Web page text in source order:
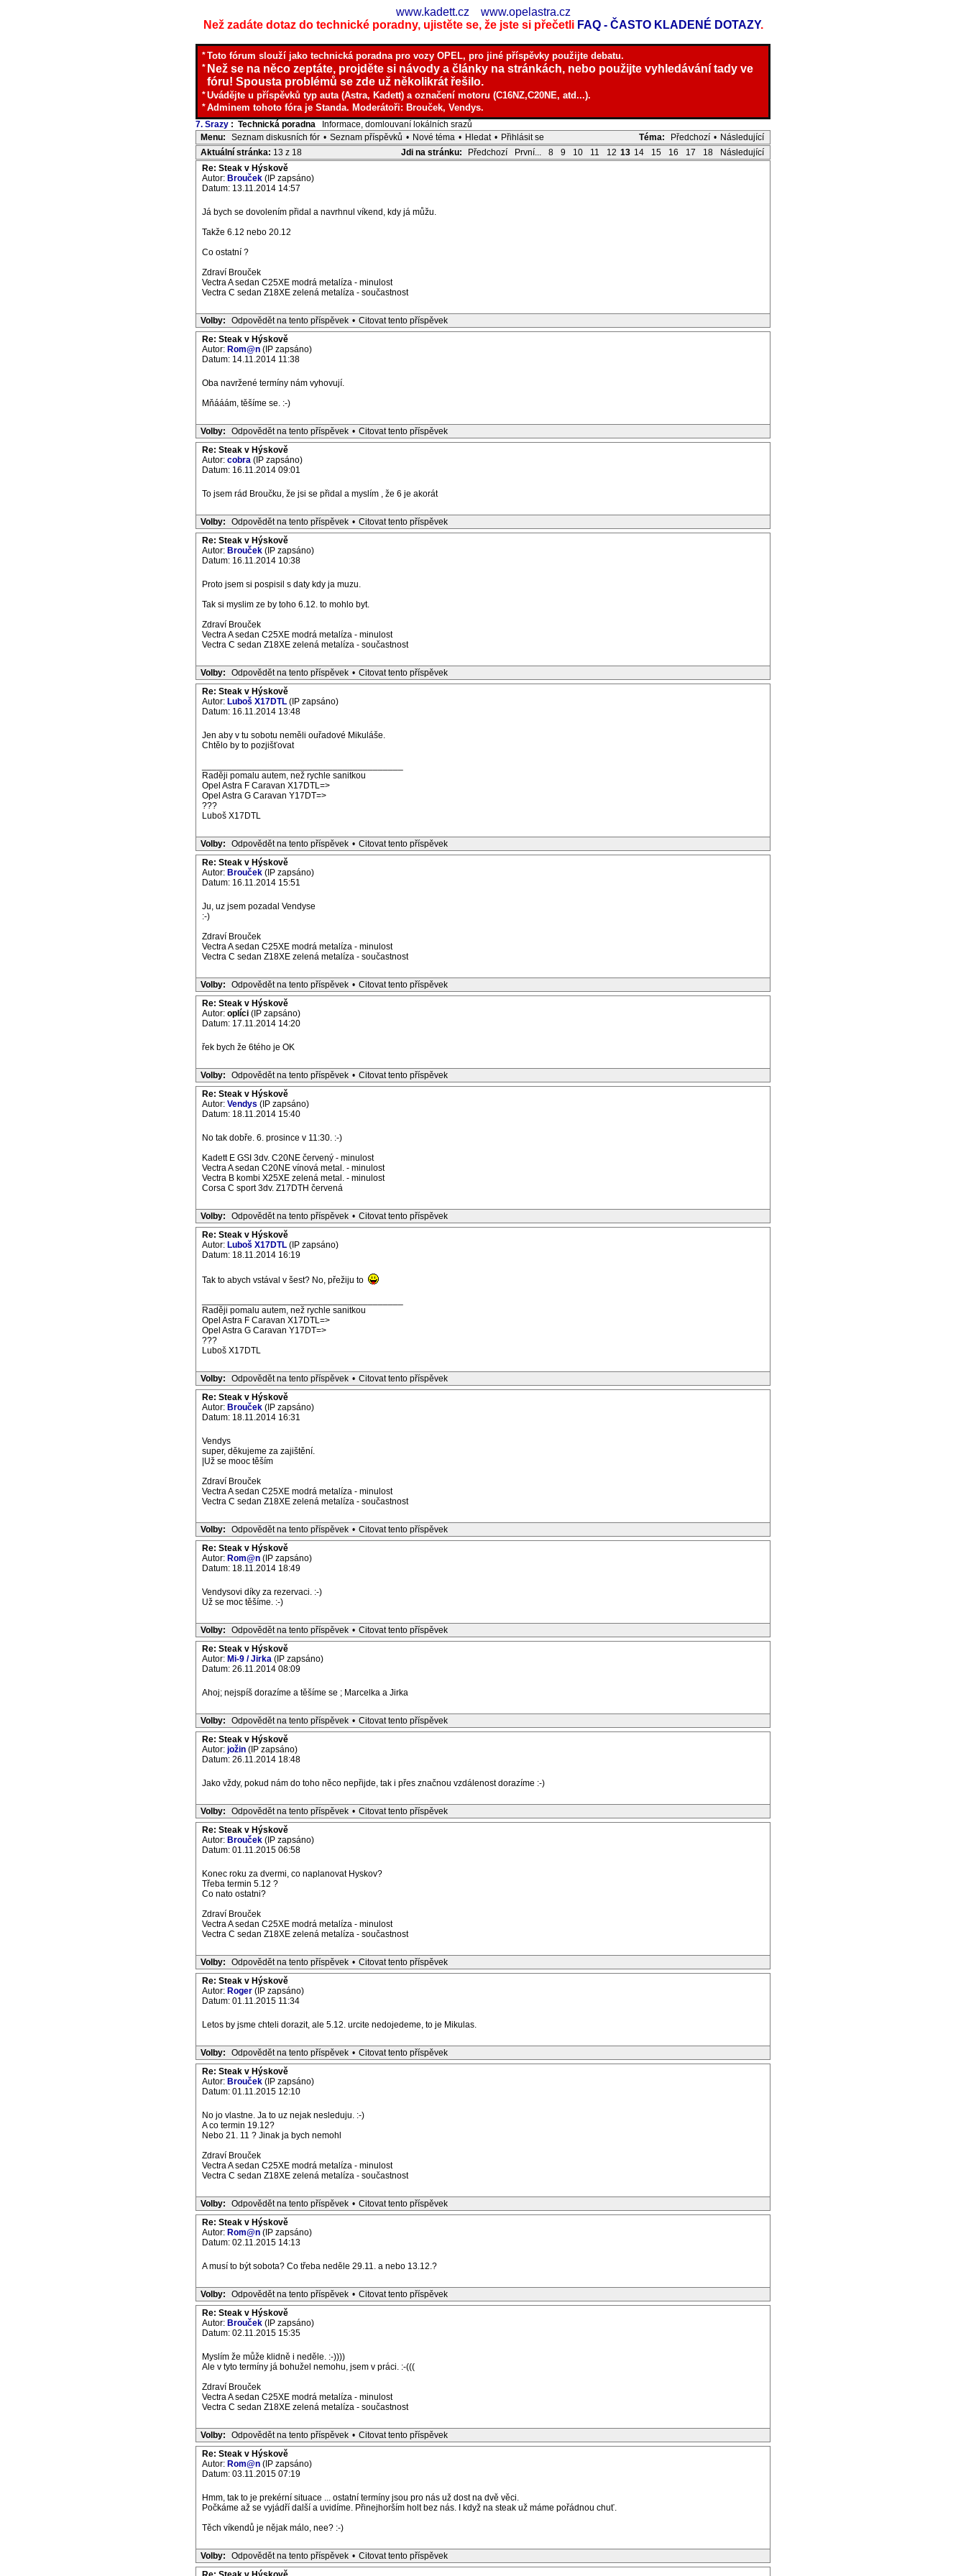
www.kadett.cz
www.opelastra.cz
Než zadáte dotaz do technické poradny, ujistěte se, že jste si přečetli FAQ - ČASTO KLADENÉ DOTAZY.
*Toto fórum slouží jako technická poradna pro vozy OPEL, pro jiné příspěvky použijte debatu.
* Než se na něco zeptáte, projděte si návody a články na stránkách, nebo použijte vyhledávání tady ve
fóru! Spousta problémů se zde už několikrát řešilo.
*Uvádějte u příspěvků typ auta (Astra, Kadett) a označení motoru (C16NZ,C20NE, atd...).
*Adminem tohoto fóra je Standa. Moderátoři: Brouček, Vendys.
7. Srazy : Technická poradna Informace, domlouvaní lokálních srazů
Téma:
Předchozí • Následující
Menu: Seznam diskusních fór • Seznam příspěvků • Nové téma • Hledat • Přihlásit se
Jdi na stránku:
Předchozí První... 8 9 10 11 12 13 14 15 16 17 18 Následující
Aktuální stránka: 13 z 18
Re: Steak v Hýskově
Autor: Brouček (IP zapsáno)
Datum: 13.11.2014 14:57
Já bych se dovolením přidal a navrhnul víkend, kdy já můžu.
Takže 6.12 nebo 20.12
Co ostatní ?
Zdraví Brouček
Vectra A sedan C25XE modrá metalíza - minulost
Vectra C sedan Z18XE zelená metalíza - součastnost
Volby: Odpovědět na tento příspěvek • Citovat tento příspěvek
Re: Steak v Hýskově
Autor: Rom@n (IP zapsáno)
Datum: 14.11.2014 11:38
Oba navržené termíny nám vyhovují.
Mňááám, těšíme se. :-)
Volby: Odpovědět na tento příspěvek • Citovat tento příspěvek
Re: Steak v Hýskově
Autor: cobra (IP zapsáno)
Datum: 16.11.2014 09:01
To jsem rád Broučku, že jsi se přidal a myslím , že 6 je akorát
Volby: Odpovědět na tento příspěvek • Citovat tento příspěvek
Re: Steak v Hýskově
Autor: Brouček (IP zapsáno)
Datum: 16.11.2014 10:38
Proto jsem si pospisil s daty kdy ja muzu.
Tak si myslim ze by toho 6.12. to mohlo byt.
Zdraví Brouček
Vectra A sedan C25XE modrá metalíza - minulost
Vectra C sedan Z18XE zelená metalíza - součastnost
Volby: Odpovědět na tento příspěvek • Citovat tento příspěvek
Re: Steak v Hýskově
Autor: Luboš X17DTL (IP zapsáno)
Datum: 16.11.2014 13:48
Jen aby v tu sobotu neměli ouřadové Mikuláše.
Chtělo by to pozjišťovat
Raději pomalu autem, než rychle sanitkou
Opel Astra F Caravan X17DTL=>
Opel Astra G Caravan Y17DT=>
???
Luboš X17DTL
Volby: Odpovědět na tento příspěvek • Citovat tento příspěvek
Re: Steak v Hýskově
Autor: Brouček (IP zapsáno)
Datum: 16.11.2014 15:51
Ju, uz jsem pozadal Vendyse
:-)
Zdraví Brouček
Vectra A sedan C25XE modrá metalíza - minulost
Vectra C sedan Z18XE zelená metalíza - součastnost
Volby: Odpovědět na tento příspěvek • Citovat tento příspěvek
Re: Steak v Hýskově
Autor: oplíci (IP zapsáno)
Datum: 17.11.2014 14:20
řek bych že 6tého je OK
Volby: Odpovědět na tento příspěvek • Citovat tento příspěvek
Re: Steak v Hýskově
Autor: Vendys (IP zapsáno)
Datum: 18.11.2014 15:40
No tak dobře. 6. prosince v 11:30. :-)
Kadett E GSI 3dv. C20NE červený - minulost
Vectra A sedan C20NE vínová metal. - minulost
Vectra B kombi X25XE zelená metal. - minulost
Corsa C sport 3dv. Z17DTH červená
Volby: Odpovědět na tento příspěvek • Citovat tento příspěvek
Re: Steak v Hýskově
Autor: Luboš X17DTL (IP zapsáno)
Datum: 18.11.2014 16:19
Tak to abych vstával v šest? No, přežiju to
Raději pomalu autem, než rychle sanitkou
Opel Astra F Caravan X17DTL=>
Opel Astra G Caravan Y17DT=>
???
Luboš X17DTL
Volby: Odpovědět na tento příspěvek • Citovat tento příspěvek
Re: Steak v Hýskově
Autor: Brouček (IP zapsáno)
Datum: 18.11.2014 16:31
Vendys
super, děkujeme za zajištění.
|Už se mooc těším
Zdraví Brouček
Vectra A sedan C25XE modrá metalíza - minulost
Vectra C sedan Z18XE zelená metalíza - součastnost
Volby: Odpovědět na tento příspěvek • Citovat tento příspěvek
Re: Steak v Hýskově
Autor: Rom@n (IP zapsáno)
Datum: 18.11.2014 18:49
Vendysovi díky za rezervaci. :-)
Už se moc těšíme. :-)
Volby: Odpovědět na tento příspěvek • Citovat tento příspěvek
Re: Steak v Hýskově
Autor: Mi-9 / Jirka (IP zapsáno)
Datum: 26.11.2014 08:09
Ahoj; nejspíš dorazíme a těšíme se ; Marcelka a Jirka
Volby: Odpovědět na tento příspěvek • Citovat tento příspěvek
Re: Steak v Hýskově
Autor: jožin (IP zapsáno)
Datum: 26.11.2014 18:48
Jako vždy, pokud nám do toho něco nepřijde, tak i přes značnou vzdálenost dorazíme :-)
Volby: Odpovědět na tento příspěvek • Citovat tento příspěvek
Re: Steak v Hýskově
Autor: Brouček (IP zapsáno)
Datum: 01.11.2015 06:58
Konec roku za dvermi, co naplanovat Hyskov?
Třeba termin 5.12 ?
Co nato ostatni?
Zdraví Brouček
Vectra A sedan C25XE modrá metalíza - minulost
Vectra C sedan Z18XE zelená metalíza - součastnost
Volby: Odpovědět na tento příspěvek • Citovat tento příspěvek
Re: Steak v Hýskově
Autor: Roger (IP zapsáno)
Datum: 01.11.2015 11:34
Letos by jsme chteli dorazit, ale 5.12. urcite nedojedeme, to je Mikulas.
Volby: Odpovědět na tento příspěvek • Citovat tento příspěvek
Re: Steak v Hýskově
Autor: Brouček (IP zapsáno)
Datum: 01.11.2015 12:10
No jo vlastne. Ja to uz nejak nesleduju. :-)
A co termin 19.12?
Nebo 21. 11 ? Jinak ja bych nemohl
Zdraví Brouček
Vectra A sedan C25XE modrá metalíza - minulost
Vectra C sedan Z18XE zelená metalíza - součastnost
Volby: Odpovědět na tento příspěvek • Citovat tento příspěvek
Re: Steak v Hýskově
Autor: Rom@n (IP zapsáno)
Datum: 02.11.2015 14:13
A musí to být sobota? Co třeba neděle 29.11. a nebo 13.12.?
Volby: Odpovědět na tento příspěvek • Citovat tento příspěvek
Re: Steak v Hýskově
Autor: Brouček (IP zapsáno)
Datum: 02.11.2015 15:35
Myslím že může klidně i neděle. :-))))
Ale v tyto termíny já bohužel nemohu, jsem v práci. :-(((
Zdraví Brouček
Vectra A sedan C25XE modrá metalíza - minulost
Vectra C sedan Z18XE zelená metalíza - součastnost
Volby: Odpovědět na tento příspěvek • Citovat tento příspěvek
Re: Steak v Hýskově
Autor: Rom@n (IP zapsáno)
Datum: 03.11.2015 07:19
Hmm, tak to je prekérní situace ... ostatní termíny jsou pro nás už dost na dvě věci.
Počkáme až se vyjádří další a uvidíme. Přinejhorším holt bez nás. I když na steak už máme pořádnou chuť.
Těch víkendů je nějak málo, nee? :-)
Volby: Odpovědět na tento příspěvek • Citovat tento příspěvek